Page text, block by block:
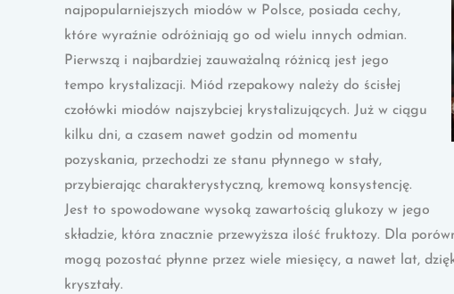
najpopularniejszych miodów w Polsce, posiada cechy,
które wyraźnie odróżniają go od wielu innych odmian.
Pierwszą i najbardziej zauważalną różnicą jest jego
tempo krystalizacji. Miód rzepakowy należy do ścisłej
czołówki miodów najszybciej krystalizujących. Już w ciągu
kilku dni, a czasem nawet godzin od momentu
pozyskania, przechodzi ze stanu płynnego w stały,
przybierając charakterystyczną, kremową konsystencję.
Jest to spowodowane wysoką zawartością glukozy w jego
składzie, która znacznie przewyższa ilość fruktozy. Dla
mogą pozostać płynne przez wiele miesięcy, a nawet lat,
kryształy.